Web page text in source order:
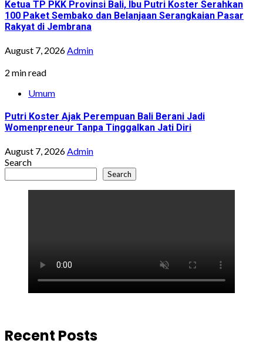
Ketua TP PKK Provinsi Bali, Ibu Putri Koster Serahkan
100 Paket Sembako dan Belanjaan Serangkaian Pasar
Rakyat di Jembrana
August 7, 2026Admin
2 min read
Umum
Putri Koster Ajak Perempuan Bali Berani Jadi
Womenpreneur Tanpa Tinggalkan Jati Diri
August 7, 2026Admin
Search
Search
Recent Posts